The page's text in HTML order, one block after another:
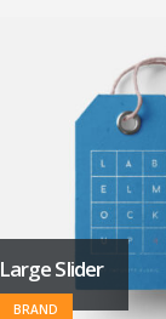
Left Sidebar
BRAND